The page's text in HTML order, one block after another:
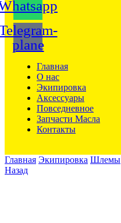
plane
Главная
О нас
Экипировка
Аксессуары
Повседневное
Запчасти Масла
Контакты
Главная Экипировка Шлемы
Назад